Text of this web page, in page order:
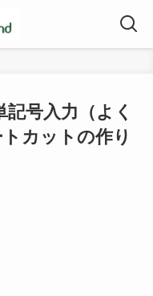
号入力（よく
カットの作り